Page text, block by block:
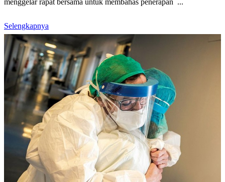
menggelar rapat bersama untuk membahas penerapan ...
Selengkapnya